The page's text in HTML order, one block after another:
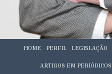
HOME PERFIL LEGISLAÇÃO
ARTIGOS EM PERIÓDICOS